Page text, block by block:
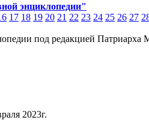
энциклопедии"
17 18 19 20 21 22 23 24 25 26 27
под редакцией Патриарха
2023г.